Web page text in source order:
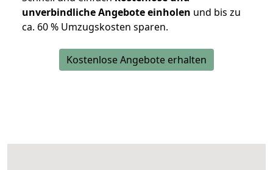
unverbindliche Angebote einholen und bis zu
ca. 60 % Umzugskosten sparen.
Kostenlose Angebote erhalten